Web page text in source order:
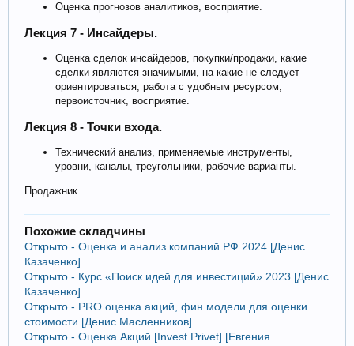
Оценка прогнозов аналитиков, восприятие.
Лекция 7 - Инсайдеры.
Оценка сделок инсайдеров, покупки/продажи, какие
сделки являются значимыми, на какие не следует
ориентироваться, работа с удобным ресурсом,
первоисточник, восприятие.
Лекция 8 - Точки входа.
Технический анализ, применяемые инструменты,
уровни, каналы, треугольники, рабочие варианты.
Продажник
Похожие складчины
Открыто - Оценка и анализ компаний РФ 2024 [Денис
Казаченко]
Открыто - Курс «Поиск идей для инвестиций» 2023 [Денис
Казаченко]
Открыто - PRO оценка акций, фин модели для оценки
стоимости [Денис Масленников]
Открыто - Оценка Акций [Invest Privet] [Евгения